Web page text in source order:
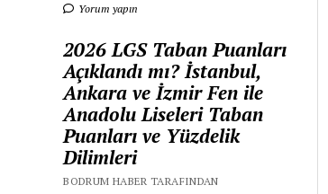
Yorum yapın
2026 LGS Taban Puanları
Açıklandı mı? İstanbul,
Ankara ve İzmir Fen ile
Anadolu Liseleri Taban
Puanları ve Yüzdelik
Dilimleri
BODRUM HABER TARAFINDAN